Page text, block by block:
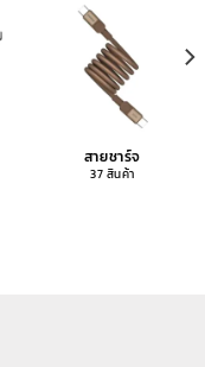
สายชาร์จ
37 สินค้า